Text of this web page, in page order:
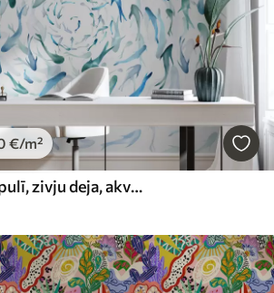
€/m²
Zivis virpuļo virpulī, zivju deja, akvarelis, haizivs, abstrakta kompozīcija, minimālisms, zila, zaļa krāsa